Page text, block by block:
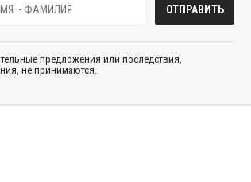
предложения или последствия,
не принимаются.